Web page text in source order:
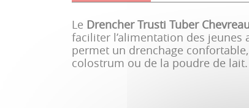
Le Drencher Trusti Tuber
faciliter l’alimentation des
permet un drenchage
colostrum ou de la poudre de lait.